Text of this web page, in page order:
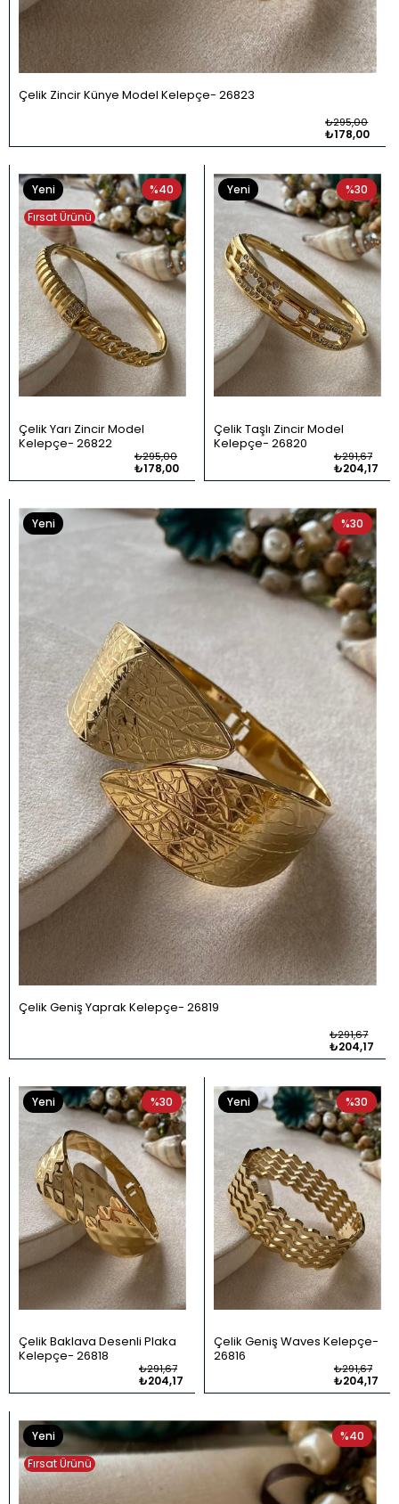
Çelik Zincir Künye Model Kelepçe 26823
₺178,00
₺295,00
Çelik Yarı Zincir Model
Kelepçe 26822
₺178,00
₺295,00
%40
Yeni
Ürün
Fırsat Ürünü
Çelik Taşlı Zincir Model
Kelepçe 26820
₺204,17
₺291,67
%30
Yeni
Ürün
Çelik Geniş Yaprak Kelepçe 26819
₺204,17
₺291,67
%30
Yeni
Çelik Baklava Desenli Plaka
Kelepçe 26818
₺204,17
₺291,67
%30
Yeni
Ürün
Çelik Geniş Waves Kelepçe
26816
₺204,17
₺291,67
%30
Yeni
%40
Yeni
Ürün
Fırsat Ürünü